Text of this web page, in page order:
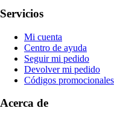
Servicios
Mi cuenta
Centro de ayuda
Seguir mi pedido
Devolver mi pedido
Códigos promocionales
Acerca de